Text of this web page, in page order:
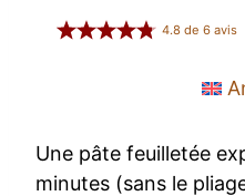
4.8 de6 avis
Une pâte feuilletée
minutes (sans le